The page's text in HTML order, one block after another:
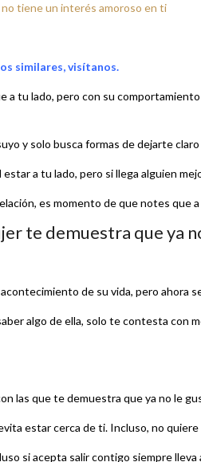
tiene un interés amoroso en ti
similares, visítanos.
a tu lado, pero con su
y solo busca formas de dejarte
a tu lado, pero si llega alguien
es momento de que notes que
te demuestra que ya
de su vida, pero ahora
algo de ella, solo te contesta con
las que te demuestra que ya no le
estar cerca de ti. Incluso, no
si acepta salir contigo siempre